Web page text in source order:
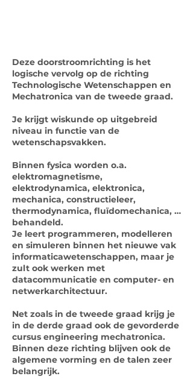
Deze doorstroomrichting is het
logische vervolg op de richting
Technologische Wetenschappen en
Mechatronica van de tweede graad.
Je krijgt wiskunde op uitgebreid
niveau in functie van de
wetenschapsvakken.
Binnen fysica worden o.a.
elektromagnetisme,
elektrodynamica, elektronica,
mechanica, constructieleer,
thermodynamica, fluïdomechanica, …
behandeld.
Je leert programmeren, modelleren
en simuleren binnen het nieuwe vak
informaticawetenschappen, maar je
zult ook werken met
datacommunicatie en computer- en
netwerkarchitectuur.
Net zoals in de tweede graad krijg je
in de derde graad ook de gevorderde
cursus engineering mechatronica.
Binnen deze richting blijven ook de
algemene vorming en de talen zeer
belangrijk.